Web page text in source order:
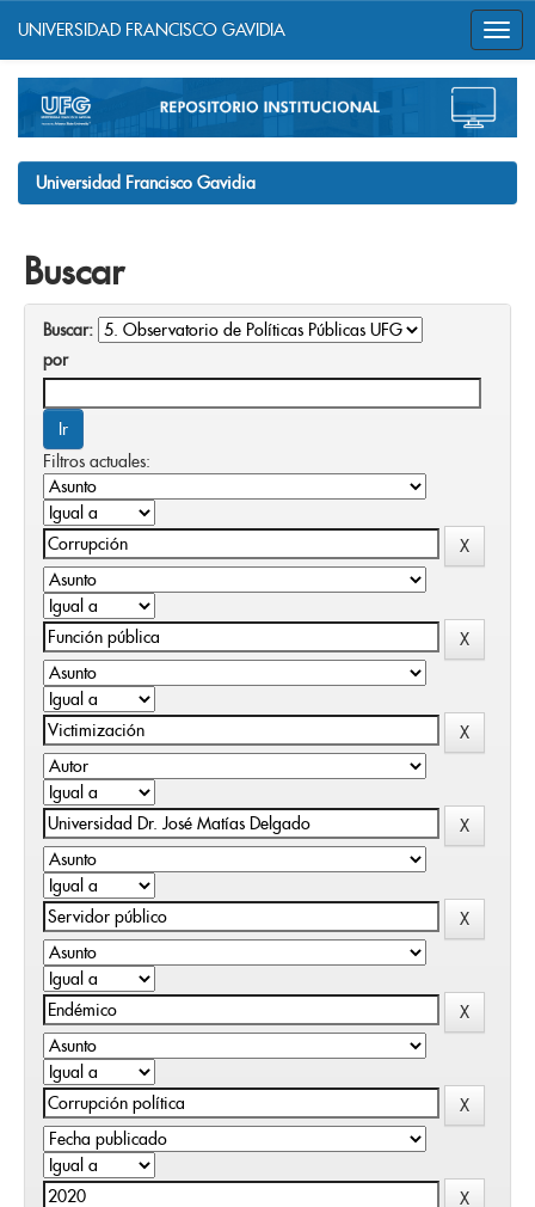
navigation
UNIVERSIDAD FRANCISCO GAVIDIA
Universidad Francisco Gavidia
Buscar
Buscar:
por
Filtros actuales: